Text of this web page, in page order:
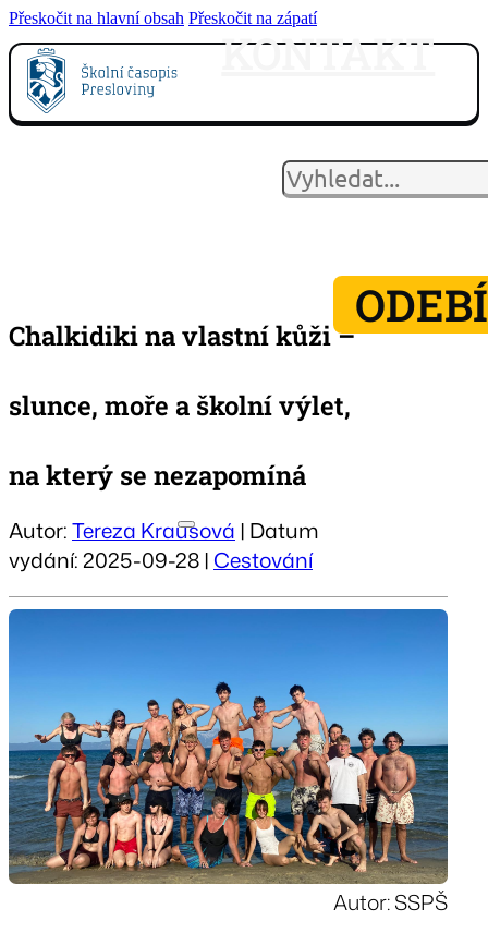
Přeskočit na hlavní obsah Přeskočit na zápatí
KONTAKT
HLEDAT
Chalkidiki na vlastní kůži –
slunce, moře a školní výlet,
na který se nezapomíná
Autor:Tereza Krausová | Datum
vydání: 2025-09-28 | Cestování
Autor: SSPŠ